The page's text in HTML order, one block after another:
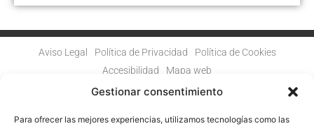
Gestionar consentimiento
Para ofrecer las mejores experiencias, utilizamos tecnologías como las
Aviso Legal Política de Privacidad
Política de Cookies
Accesibilidad
Mapa web
DIGITAL POR LOS FONDOS NEXT GENERATION (EU) DEL